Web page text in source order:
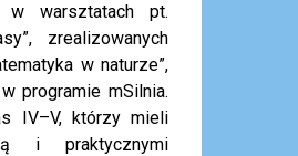
warsztatach pt.
zrealizowanych
w naturze”,
programie mSilnia.
IV–V, którzy mieli
i praktycznymi